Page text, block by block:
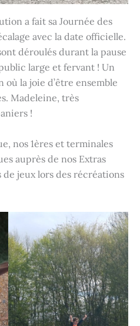
a fait sa Journée des
avec la date officielle.
déroulés durant la pause
large et fervant ! Un
la joie d’être ensemble
Madeleine, très
!
nos 1ères et terminales
auprès de nos Extras
jeux lors des récréations